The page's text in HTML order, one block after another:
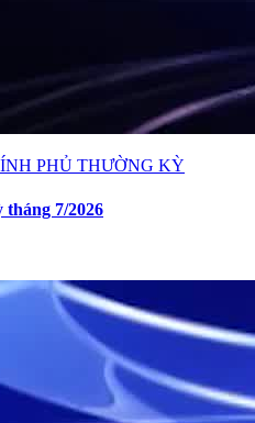
PHỦ THƯỜNG KỲ
7/2026